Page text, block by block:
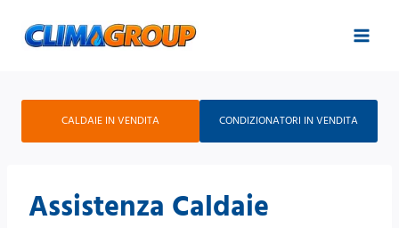
CALDAIE IN VENDITA CONDIZIONATORI IN VENDITA
Assistenza Caldaie